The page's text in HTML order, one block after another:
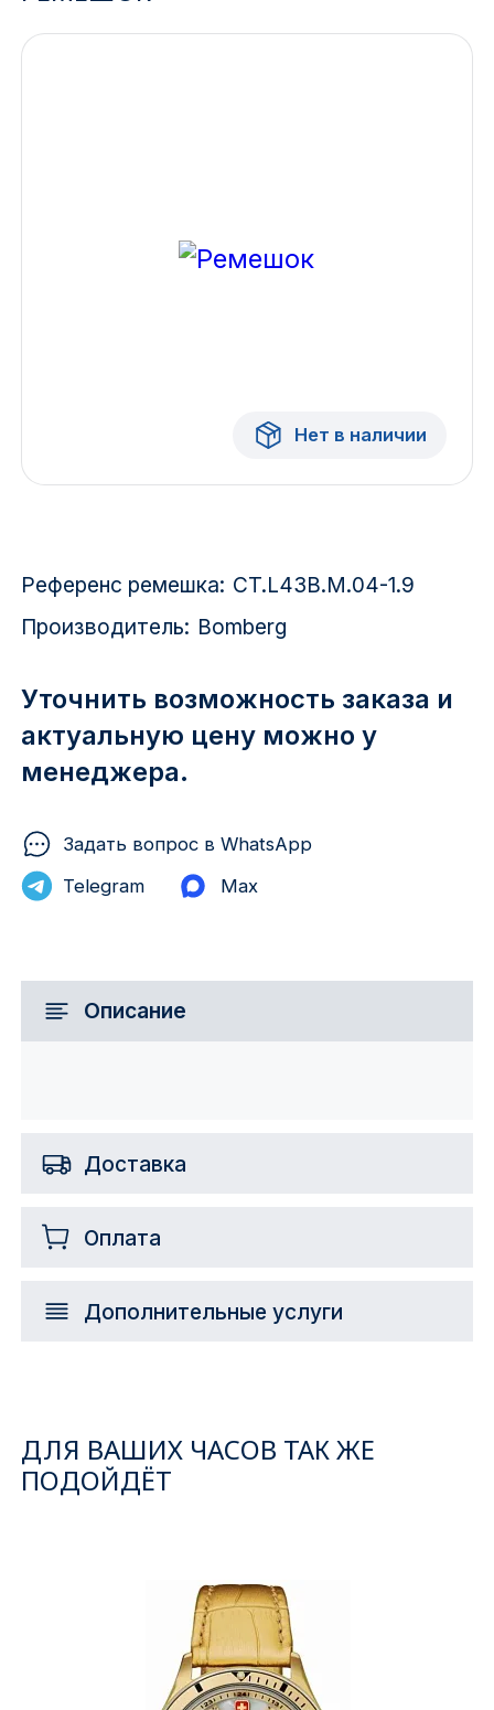
1 Поселок
2-я Смирновка
3-й Участок
52127 городок
Нет в наличии
Референс ремешка: CT.L43B.M.04-1.9
Производитель: Bomberg
Уточнить возможность заказа и
актуальную цену можно у
менеджера.
Задать вопрос в WhatsApp
Telegram
Max
Описание
Доставка
Оплата
Дополнительные услуги
ДЛЯ ВАШИХ ЧАСОВ ТАК ЖЕ
ПОДОЙДЁТ